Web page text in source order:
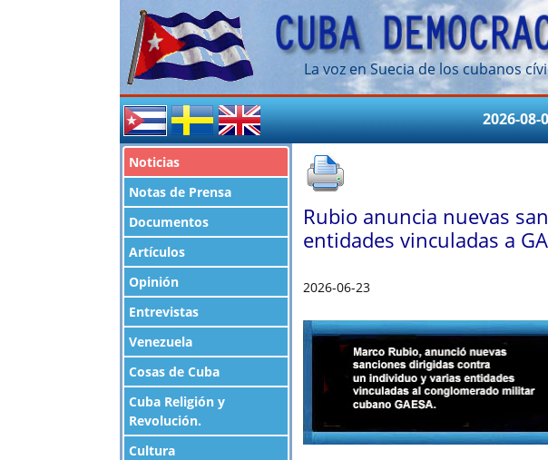
La voz en Suecia de los cubanos
2026-08-
Noticias
Notas de Prensa
Documentos
Artículos
Opinión
Entrevistas
Venezuela
Cosas de Cuba
Cuba Religión y
Revolución.
Cultura
Rubio anuncia nuevas
entidades vinculadas a
2026-06-23